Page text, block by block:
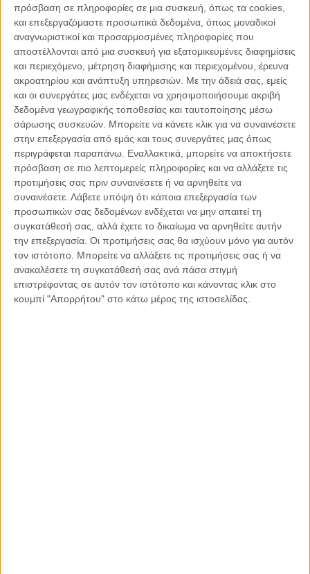
πρόσβαση σε πληροφορίες σε μια συσκευή, όπως τα cookies,
και επεξεργαζόμαστε προσωπικά δεδομένα, όπως μοναδικοί
αναγνωριστικοί και προσαρμοσμένες πληροφορίες που
αποστέλλονται από μια συσκευή για εξατομικευμένες διαφημίσεις
και περιεχόμενο, μέτρηση διαφήμισης και περιεχομένου, έρευνα
ακροατηρίου και ανάπτυξη υπηρεσιών. Με την άδειά σας, εμείς
και οι συνεργάτες μας ενδέχεται να χρησιμοποιήσουμε ακριβή
δεδομένα γεωγραφικής τοποθεσίας και ταυτοποίησης μέσω
σάρωσης συσκευών. Μπορείτε να κάνετε κλικ για να συναινέσετε
στην επεξεργασία από εμάς και τους συνεργάτες μας όπως
περιγράφεται παραπάνω. Εναλλακτικά, μπορείτε να αποκτήσετε
πρόσβαση σε πιο λεπτομερείς πληροφορίες και να αλλάξετε τις
προτιμήσεις σας πριν συναινέσετε ή να αρνηθείτε να
συναινέσετε. Λάβετε υπόψη ότι κάποια επεξεργασία των
προσωπικών σας δεδομένων ενδέχεται να μην απαιτεί τη
συγκατάθεσή σας, αλλά έχετε το δικαίωμα να αρνηθείτε αυτήν
την επεξεργασία. Οι προτιμήσεις σας θα ισχύουν μόνο για αυτόν
τον ιστότοπο. Μπορείτε να αλλάξετε τις προτιμήσεις σας ή να
ανακαλέσετε τη συγκατάθεσή σας ανά πάσα στιγμή
επιστρέφοντας σε αυτόν τον ιστότοπο και κάνοντας κλικ στο
κουμπί "Απορρήτου" στο κάτω μέρος της ιστοσελίδας.
αντιπαράθεση για τις αμφιλεγόμενες αξιολογήσεις…( Ας μην
ανοίξω τώρα αυτό το κεφάλαιο). Και πολλά άλλα πότε
θα… Η εκπαίδευση λοιπόν φίλτατοι αναγνώστες βιώνει μια
βαθιά κρίση ίσως τη βαθύτερη. Η παιδεία, αν μη τι άλλο,
είναι βασικός κορμός της εκπαίδευσης. Είναι, όπως ο
Παρατατικός και ο Αόριστος, που έχουν πάντα αύξηση,
χωρίς αύξηση δεν μπορεί να ναι Παρατατικός και Αόριστος.
Έτσι και η παιδεία δεν μπορεί να υπάρξει χωρίς εκπαίδευση
και τούμπλαλιν.
Αν αποκοπεί η μία από την άλλη θα επέλθει συννεφιά για τη
νέα γενιά και εκεί θα λέγαμε “τα λέγε ο Πλάτωνας αλλά
ποιος τον άκουγε;”.
Καλή επιφώρ(τ)ιση… με ωμέγα επίτηδες!
Κοινοποιήστε: